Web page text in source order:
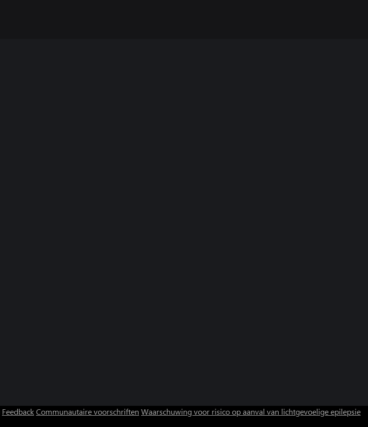
FeedbackCommunautaire voorschriften Waarschuwing voor risico op aanval van lichtgevoelige epilepsie